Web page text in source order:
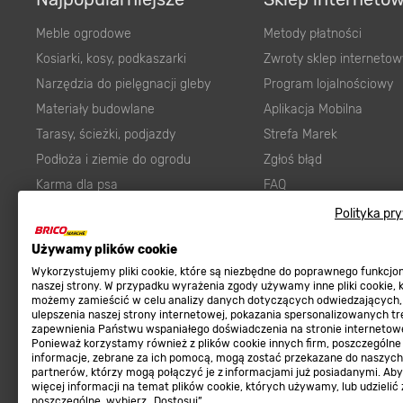
Polityka
Używamy plików cookie
Wykorzystujemy pliki cookie, które są niezbędne do poprawnego
naszej strony. W przypadku wyrażenia zgody używamy inne pliki cookie,
możemy zamieścić w celu analizy danych dotyczących odwiedzających,
ulepszenia naszej strony internetowej, pokazania spersonalizowanych
zapewnienia Państwu wspaniałego doświadczenia na stronie
Ponieważ korzystamy również z plików cookie innych firm, poszczególne
informacje, zebrane za ich pomocą, mogą zostać przekazane do naszych
partnerów, którzy mogą połączyć je z informacjami już posiadanymi.
więcej informacji na temat plików cookie, których używamy, lub udzielić
Meble ogrodowe
Kosiarki, kosy, podkaszarki
Narzędzia do pielęgnacji gleby
Materiały budowlane
Tarasy, ścieżki, podjazdy
Podłoża i ziemie do ogrodu
Karma dla psa
Farby wewnętrzne białe
Elektryka
Panele
Elektronarzędzia
Płytki
Panele podłogowe
Płyty OSB/HDF
Metody płatności
Zwroty sklep
Program lojalnościowy
Aplikacja Mobilna
Strefa Marek
Zgłoś błąd
FAQ
Prawny obowiązek
Regulaminy
Regulaminy
Polityka prywatności